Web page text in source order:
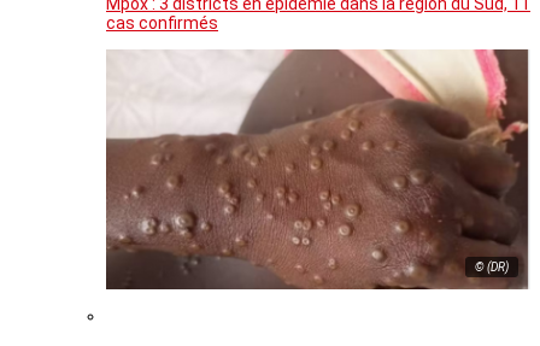
cas confirmés
© (DR)